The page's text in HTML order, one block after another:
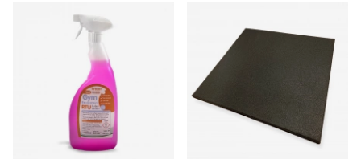
Den är kompatibel med populära appar som Kinomap,
Zwift, Gym Trakr och Run Fit, vilket gör träningen interaktiv
och motiverande.
Flera förinställda intervallprogram och anpassningsbara
funktioner gör det enkelt att variera träningen.
Tekniska specifikationer:
Material: Stål, järn, PP, gummi och nylon
Färg: Svart
Max användarvikt: 135 kg